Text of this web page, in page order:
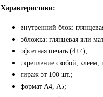
Характеристики:
внутренний блок:
обложка: глянцевая или
офсетная печать (4+4);
скрепление скобой,
тираж от 100 шт.;
формат А4, А5;